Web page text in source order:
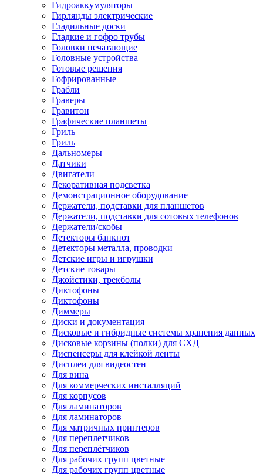
Гидроаккумуляторы
Гирлянды электрические
Гладильные доски
Гладкие и гофро трубы
Головки печатающие
Головные устройства
Готовые решения
Гофрированные
Грабли
Граверы
Гравитон
Графические планшеты
Гриль
Гриль
Дальномеры
Датчики
Двигатели
Декоративная подсветка
Демонстрационное оборудование
Держатели, подставки для планшетов
Держатели, подставки для сотовых телефонов
Держатели/скобы
Детекторы банкнот
Детекторы металла, проводки
Детские игры и игрушки
Детские товары
Джойстики, трекболы
Диктофоны
Диктофоны
Диммеры
Диски и документация
Дисковые и гибридные системы хранения данных
Дисковые корзины (полки) для СХД
Диспенсеры для клейкой ленты
Дисплеи для видеостен
Для вина
Для коммерческих инсталляций
Для корпусов
Для ламинаторов
Для ламинаторов
Для матричных принтеров
Для переплетчиков
Для переплётчиков
Для рабочих групп цветные
Для рабочих групп цветные